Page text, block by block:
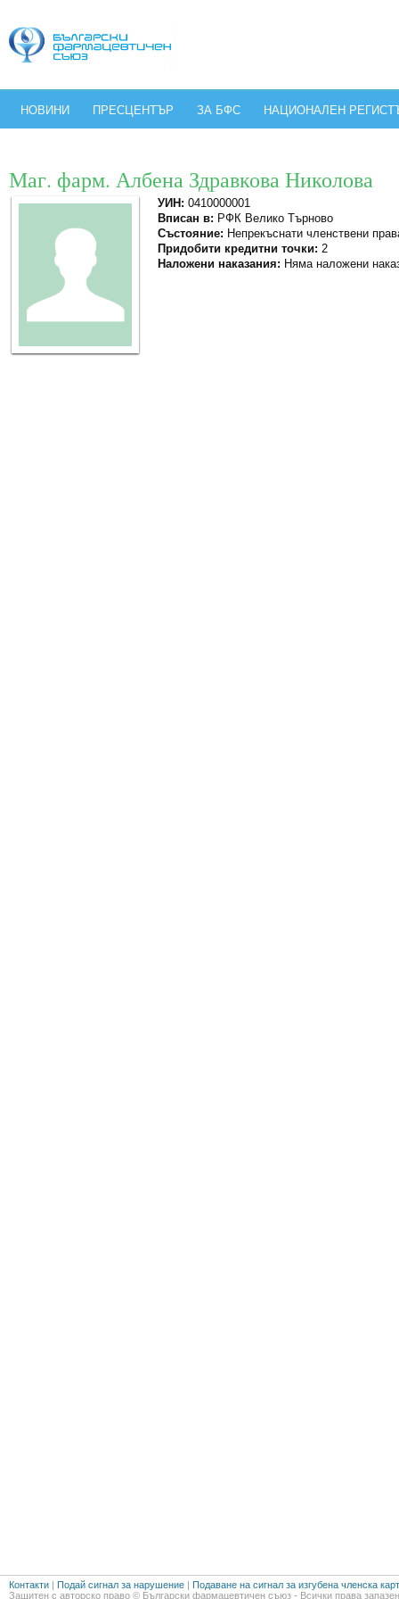
НОВИНИ ПРЕСЦЕНТЪР ЗА БФС НАЦИОНАЛЕН
Маг. фарм. Албена Здравкова Николова
УИН: 0410000001
Вписан в: РФК Велико Търново
Състояние: Непрекъснати членствени
Придобити кредитни точки: 2
Наложени наказания: Няма наложени
Контакти | Подай сигнал за нарушение | Подаване на сигнал за изгубена членска
Защитен с авторско право © Български фармацевтичен съюз - Всички права